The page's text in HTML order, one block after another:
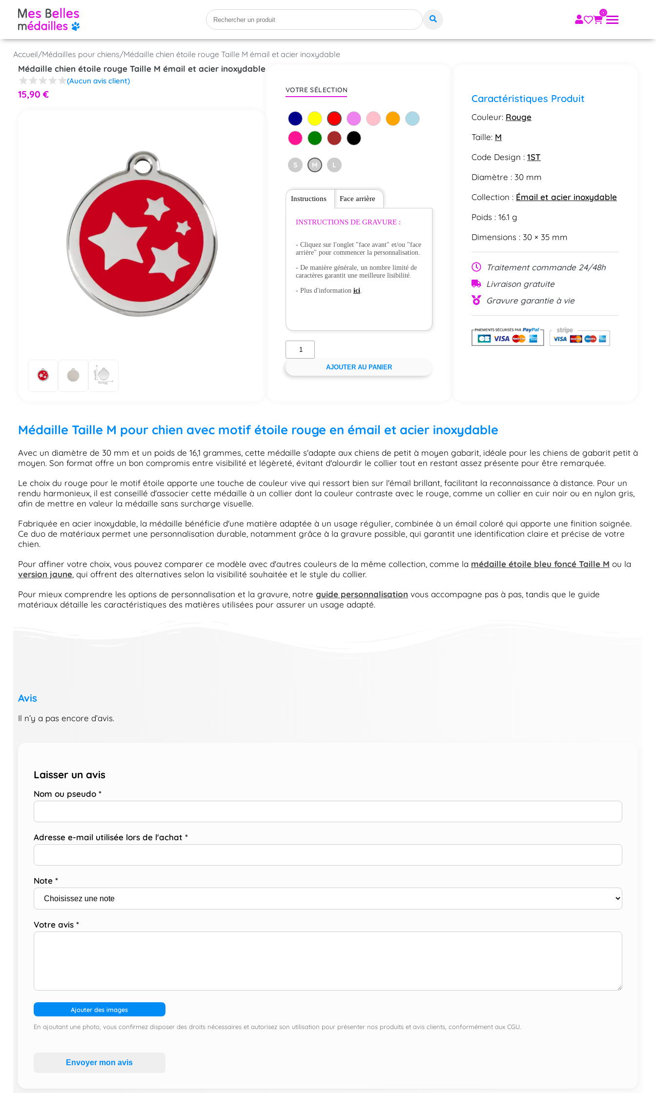
Accueil/Médailles pour chiens/Médaille chien étoile rouge Taille M émail et acier inoxydable
Médaille chien étoile rouge Taille M émail et acier inoxydable
(Aucun avis client)
15,90 € VOTRE SÉLECTION
S M L
Instructions
INSTRUCTIONS DE GRAVURE :
- Cliquez sur l'onglet "face avant" et/ou "face
arrière" pour commencer la personnalisation.
- De manière générale, un nombre limité de
caractères garantit une meilleure lisibilité.
- Plus d'information ici.
Face arrière
AJOUTER AU PANIER
Caractéristiques Produit
Couleur: Rouge
Taille: M
Code Design :1ST
Diamètre : 30 mm
Collection : Émail et acier inoxydable
Poids : 16.1 g
Dimensions : 30 × 35 mm
Traitement commande 24/48h
Livraison gratuite
Gravure garantie à vie
Médaille Taille M pour chien avec motif étoile rouge en émail et acier inoxydable
Avec un diamètre de 30 mm et un poids de 16,1 grammes, cette médaille s'adapte aux chiens de petit à moyen gabarit, idéale pour les chiens de gabarit petit à
moyen. Son format offre un bon compromis entre visibilité et légèreté, évitant d'alourdir le collier tout en restant assez présente pour être remarquée.
Le choix du rouge pour le motif étoile apporte une touche de couleur vive qui ressort bien sur l'émail brillant, facilitant la reconnaissance à distance. Pour un
rendu harmonieux, il est conseillé d'associer cette médaille à un collier dont la couleur contraste avec le rouge, comme un collier en cuir noir ou en nylon gris,
afin de mettre en valeur la médaille sans surcharge visuelle.
Fabriquée en acier inoxydable, la médaille bénéficie d'une matière adaptée à un usage régulier, combinée à un émail coloré qui apporte une finition soignée.
Ce duo de matériaux permet une personnalisation durable, notamment grâce à la gravure possible, qui garantit une identification claire et précise de votre
chien.
Pour affiner votre choix, vous pouvez comparer ce modèle avec d'autres couleurs de la même collection, comme la médaille étoile bleu foncé Taille M ou la
version jaune, qui offrent des alternatives selon la visibilité souhaitée et le style du collier.
Pour mieux comprendre les options de personnalisation et la gravure, notre guide personnalisation vous accompagne pas à pas, tandis que le guide
matériaux détaille les caractéristiques des matières utilisées pour assurer un usage adapté.
Avis
Il n’y a pas encore d’avis.
Laisser un avis
Nom ou pseudo *
Adresse e-mail utilisée lors de l'achat *
Note *
Votre avis *
Ajouter des images
En ajoutant une photo, vous confirmez disposer des droits nécessaires et autorisez son utilisation pour présenter nos produits et avis clients, conformément aux CGU.
Envoyer mon avis